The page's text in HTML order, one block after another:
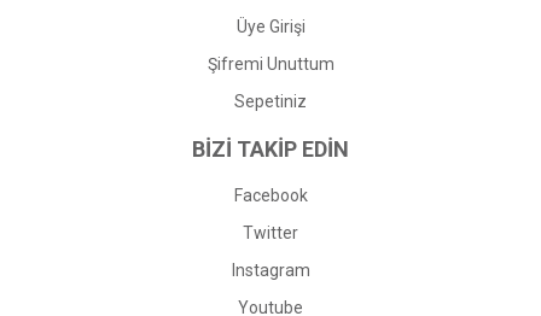
Üye Girişi
Şifremi Unuttum
Sepetiniz
BİZİ TAKİP EDİN
Facebook
Twitter
Instagram
Youtube